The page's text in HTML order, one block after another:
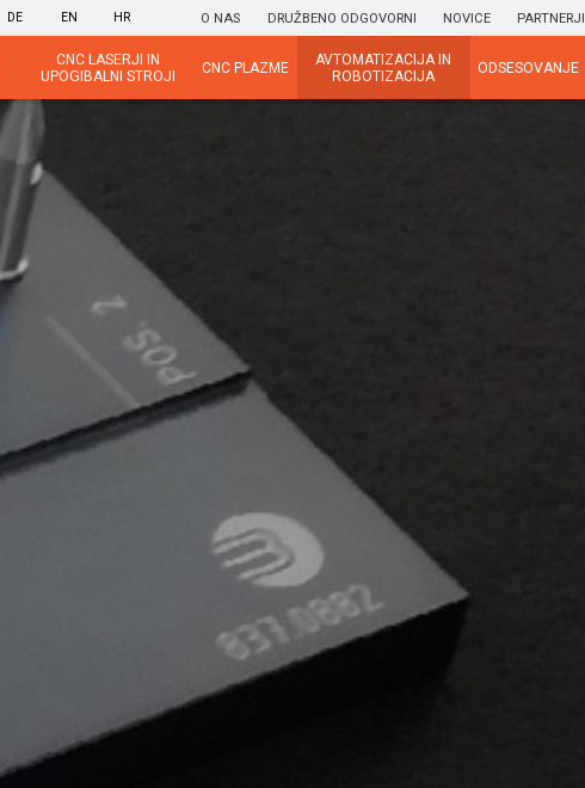
DE EN HR O NAS DRUŽBENO ODGOVORNI NOVICE PARTNERJI
CNC LASERJI IN
UPOGIBALNI STROJI
CNC PLAZME
AVTOMATIZACIJA IN
ROBOTIZACIJA
ODSESOVANJE